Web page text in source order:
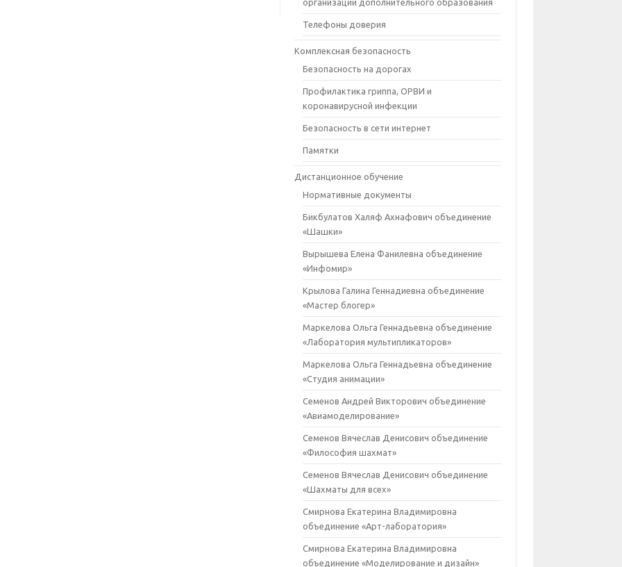
организации дополнительного образования
Телефоны доверия
Комплексная безопасность
Безопасность на дорогах
Профилактика гриппа, ОРВИ и
коронавирусной инфекции
Безопасность в сети интернет
Памятки
Дистанционное обучение
Нормативные документы
Бикбулатов Халяф Ахнафович объединение
«Шашки»
Вырышева Елена Фанилевна объединение
«Инфомир»
Крылова Галина Геннадиевна объединение
«Мастер блогер»
Маркелова Ольга Геннадьевна объединение
«Лаборатория мультипликаторов»
Маркелова Ольга Геннадьевна объединение
«Студия анимации»
Семенов Андрей Викторович объединение
«Авиамоделирование»
Семенов Вячеслав Денисович объединение
«Философия шахмат»
Семенов Вячеслав Денисович объединение
«Шахматы для всех»
Смирнова Екатерина Владимировна
объединение «Арт-лаборатория»
Смирнова Екатерина Владимировна
объединение «Моделирование и дизайн»